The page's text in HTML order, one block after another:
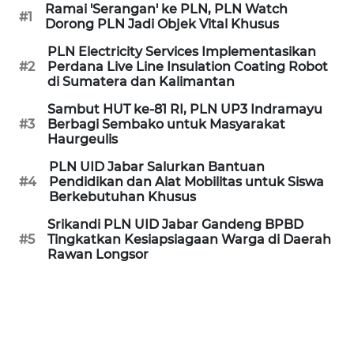
#1
Ramai 'Serangan' ke PLN, PLN Watch
Dorong PLN Jadi Objek Vital Khusus
#2
PLN Electricity Services Implementasikan
Perdana Live Line Insulation Coating Robot
di Sumatera dan Kalimantan
#3
Sambut HUT ke-81 RI, PLN UP3 Indramayu
Berbagi Sembako untuk Masyarakat
Haurgeulis
#4
PLN UID Jabar Salurkan Bantuan
Pendidikan dan Alat Mobilitas untuk Siswa
Berkebutuhan Khusus
#5
Srikandi PLN UID Jabar Gandeng BPBD
Tingkatkan Kesiapsiagaan Warga di Daerah
Rawan Longsor
CIREBON
INDRAMAYU
KUNINGAN
MAJALENGKA